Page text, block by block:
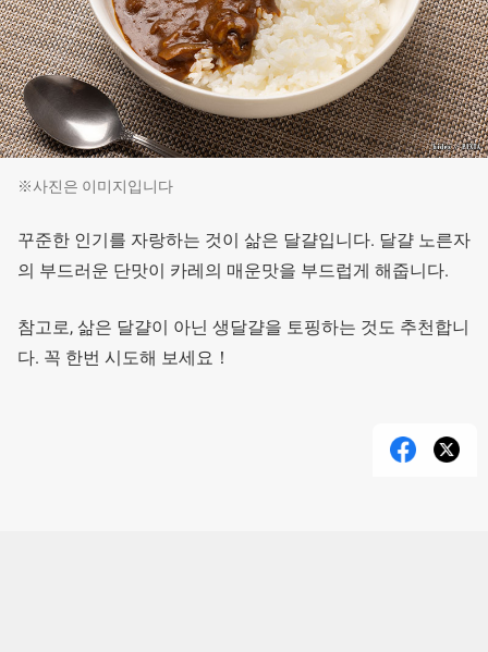
※사진은 이미지입니다
꾸준한 인기를 자랑하는 것이 삶은 달걀입니다. 달걀 노른자
의 부드러운 단맛이 카레의 매운맛을 부드럽게 해줍니다.
참고로, 삶은 달걀이 아닌 생달걀을 토핑하는 것도 추천합니
다. 꼭 한번 시도해 보세요！